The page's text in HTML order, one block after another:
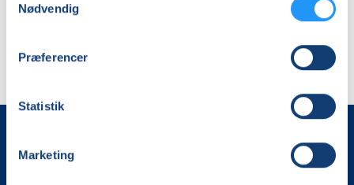
Nødvendig
Præferencer
Statistik
Marketing